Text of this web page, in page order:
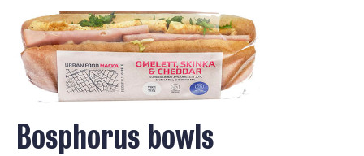
Bosphorus bowls